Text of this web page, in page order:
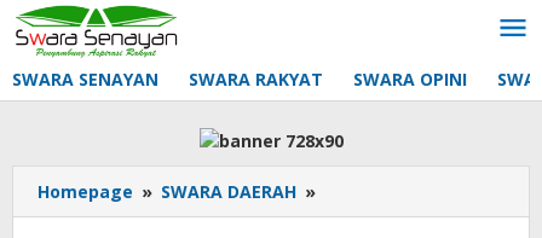
Lewati
ke
konten
SWARA SENAYAN SWARA RAKYAT SWARA OPINI
Homepage » SWARA DAERAH »
Kemenparekraf,